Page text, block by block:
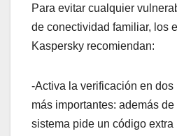
Para evitar cualquier
de conectividad familiar, los
Kaspersky recomiendan:
-Activa la verificación en
más importantes: además
sistema pide un código extra